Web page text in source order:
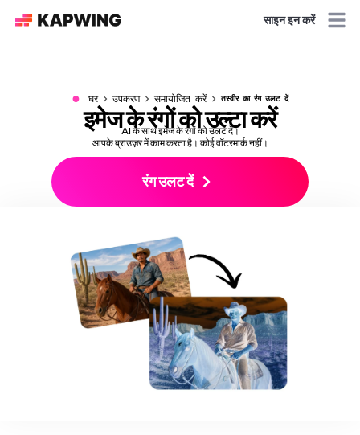
साइन इन करें
● घर उपकरण समायोजित करें तस्वीर का रंग उलट दें
इमेज के रंगों को उल्टा करें
AI के साथ इमेज के रंगों को उलट दें।
आपके ब्राउज़र में काम करता है। कोई वॉटरमार्क नहीं।
रंग उलट दें